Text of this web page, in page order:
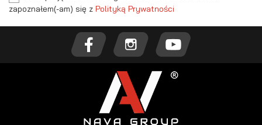
zapoznałem(-am) się z Polityką Prywatności